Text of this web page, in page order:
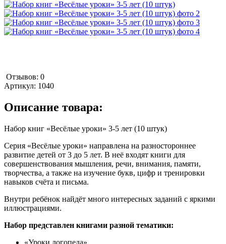
Отзывов: 0
Артикул: 1040
Описание товара:
Набор книг «Весёлые уроки» 3-5 лет (10 штук)
Серия «Весёлые уроки» направлена на разностороннее
развитие детей от 3 до 5 лет. В неё входят книги для
совершенствования мышления, речи, внимания, памяти,
творчества, а также на изучение букв, цифр и тренировки
навыков счёта и письма.
Внутри ребёнок найдёт много интересных заданий с яркими
иллюстрациями.
Набор представлен книгами разной тематики:
«Уроки логопеда»,